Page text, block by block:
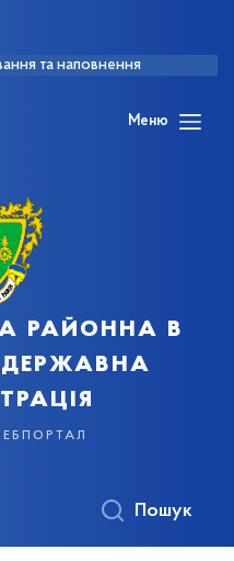
та наповнення
Меню
районна в
державна
Пошук